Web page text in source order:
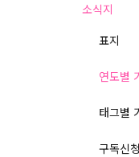
소식지
표지
연도별
태그별
구독신청